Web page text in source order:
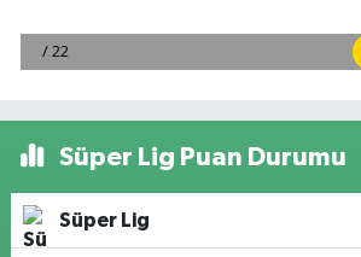
Süper Lig Puan Durumu
Süper Lig